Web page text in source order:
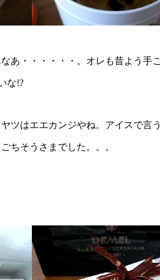
あ・・・・・・。オレも昔よう手
な!?
ツはエエカンジやね。アイスで言
ちそうさまでした。。。